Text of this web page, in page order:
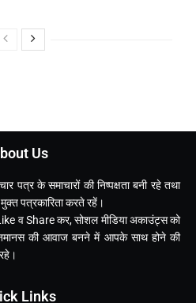
Us
के समाचारों की निष्पक्षता बनी रहे तथा
पत्रकारिता करते रहें।
व Share कर, सोशल मीडिया अकाउंट्स को
की आवाज बनने में आपके साथ होने की
Links